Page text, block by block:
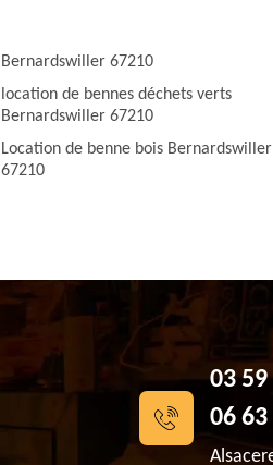
Bernardswiller 67210
location de bennes déchets verts
Bernardswiller 67210
Location de benne bois Bernardswiller
67210
03 59
06 63